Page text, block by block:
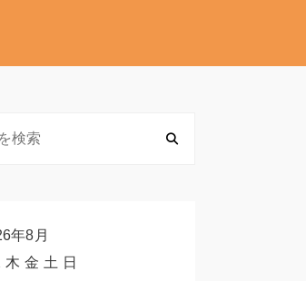
年8月
木 金 土 日